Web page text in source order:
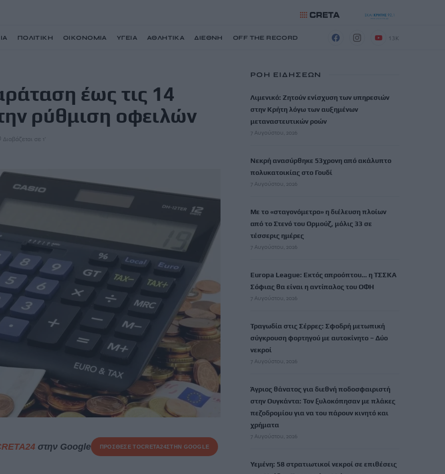
ΠΟΛΙΤΙΚΗ ΟΙΚΟΝΟΜΙΑ ΥΓΕΙΑ ΑΘΛΗΤΙΚΑ ΔΙΕΘΝΗ OFF THE RECORD 13K
έως τις 14
ρύθμιση οφειλών
Διαβάζεται σε 1'
στην Google ΠΡΟΣΘΕΣΕ ΤΟCRETA24ΣΤΗΝ GOOGLE
ΡΟΗ ΕΙΔΗΣΕΩΝ
Λιμενικό: Ζητούν ενίσχυση των υπηρεσιών
στην Κρήτη λόγω των αυξημένων
μεταναστευτικών ροών
7 Αυγούστου, 2026
Νεκρή ανασύρθηκε 53χρονη από ακάλυπτο
πολυκατοικίας στο Γουδί
7 Αυγούστου, 2026
Με το «σταγονόμετρο» η διέλευση πλοίων
από το Στενό του Ορμούζ, μόλις 33 σε
τέσσερις ημέρες
7 Αυγούστου, 2026
Europa League: Εκτός απροόπτου… η ΤΣΣΚΑ
Σόφιας θα είναι η αντίπαλος του ΟΦΗ
7 Αυγούστου, 2026
Τραγωδία στις Σέρρες: Σφοδρή μετωπική
σύγκρουση φορτηγού με αυτοκίνητο – Δύο
νεκροί
7 Αυγούστου, 2026
Άγριος θάνατος για διεθνή ποδοσφαιριστή
στην Ουγκάντα: Τον ξυλοκόπησαν με πλάκες
πεζοδρομίου για να του πάρουν κινητό και
χρήματα
7 Αυγούστου, 2026
Υεμένη: 58 στρατιωτικοί νεκροί σε επιθέσεις